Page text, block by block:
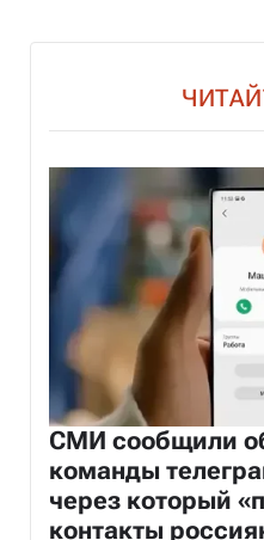
СМИ сообщили
команды
через который
контакты